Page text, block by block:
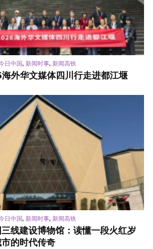
日中国, 新闻时事, 新闻高铁
外华文媒体四川行走进都江堰
日中国, 新闻时事, 新闻高铁
线建设博物馆：读懂一段火红岁
的时代传奇